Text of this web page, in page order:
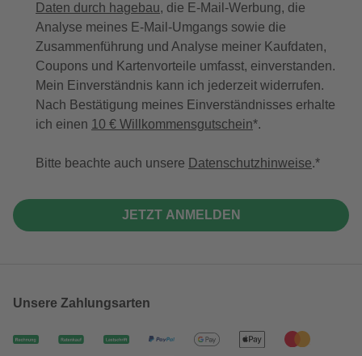
Daten durch hagebau, die E-Mail-Werbung, die
Analyse meines E-Mail-Umgangs sowie die
Zusammenführung und Analyse meiner Kaufdaten,
Coupons und Kartenvorteile umfasst, einverstanden.
Mein Einverständnis kann ich jederzeit widerrufen.
Nach Bestätigung meines Einverständnisses erhalte
ich einen 10 € Willkommensgutschein*.
Bitte beachte auch unsere Datenschutzhinweise.
JETZT ANMELDEN
Unsere Zahlungsarten